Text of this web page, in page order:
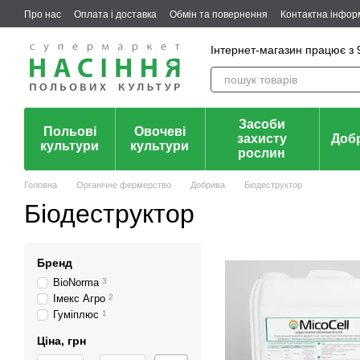
Перейти до основного контенту
Про нас Оплата і доставка Обмін та повернення Контактна
Інтернет-магазин працює
Польові
культури
Овочеві
культури
Засоби
захисту
рослин
Головна Органічне фермерство Добрива Біодеструктор
Біодеструктор
Бренд
BioNorma 3
Імекс Агро 2
Гуміплюс 1
Ціна, грн